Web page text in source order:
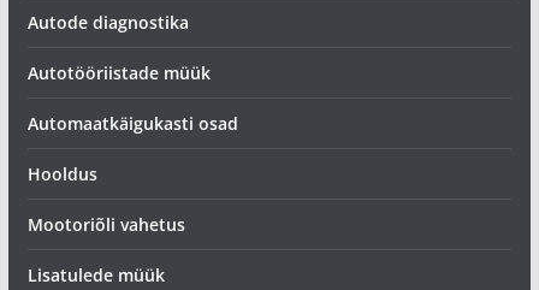
Autode diagnostika
Autotööriistade müük
Automaatkäigukasti osad
Hooldus
Mootoriõli vahetus
Lisatulede müük